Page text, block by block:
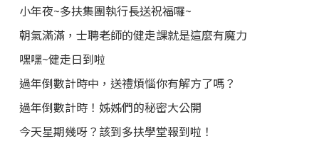
小年夜~多扶集團執行長送祝福囉~
朝氣滿滿，士聘老師的健走課就是這麼有魔力
嘿嘿~健走日到啦
過年倒數計時中，送禮煩惱你有解方了嗎？
過年倒數計時！姊姊們的秘密大公開
今天星期幾呀？該到多扶學堂報到啦！